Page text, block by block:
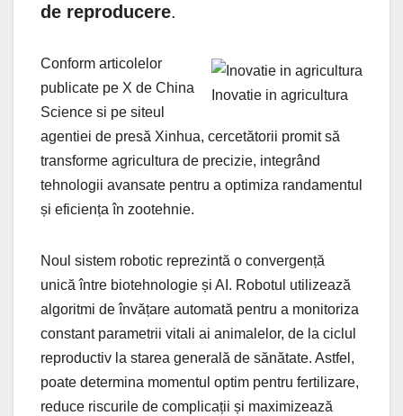
de reproducere.
Inovatie in agricultura
Conform articolelor
publicate pe X de China
Science si pe siteul
agentiei de presă Xinhua, cercetătorii promit să
transforme agricultura de precizie, integrând
tehnologii avansate pentru a optimiza randamentul
și eficiența în zootehnie.
Noul sistem robotic reprezintă o convergență
unică între biotehnologie și AI. Robotul utilizează
algoritmi de învățare automată pentru a monitoriza
constant parametrii vitali ai animalelor, de la ciclul
reproductiv la starea generală de sănătate. Astfel,
poate determina momentul optim pentru fertilizare,
reduce riscurile de complicații și maximizează